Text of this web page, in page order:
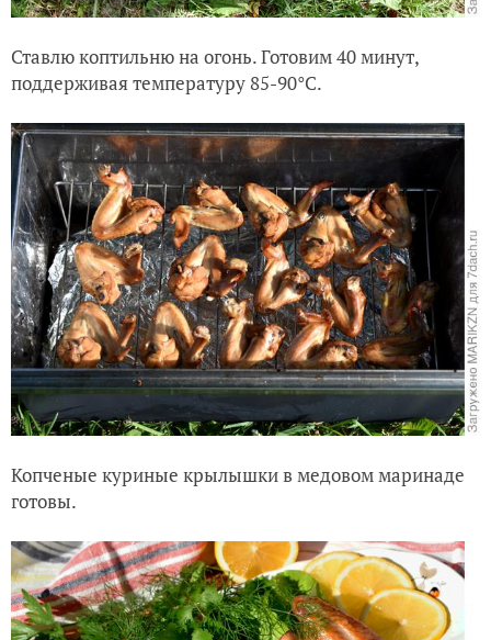
Ставлю коптильню на огонь. Готовим 40 минут,
поддерживая температуру 85-90°C.
Копченые куриные крылышки в медовом маринаде
готовы.